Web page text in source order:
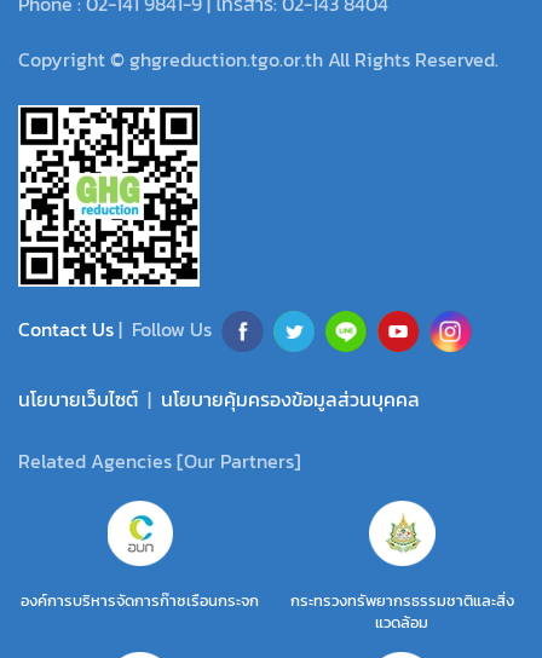
Copyright © ghgreduction.tgo.or.th All Rights Reserved.
Contact Us| Follow Us
นโยบายเว็บไซต์ | นโยบายคุ้มครองข้อมูลส่วนบุคคล
Related Agencies [Our Partners]
องค์การบริหารจัดการก๊าซเรือนกระจก
กระทรวงทรัพยากรธรรมชาติและสิ่ง
แวดล้อม